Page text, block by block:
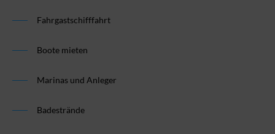
Fahrgastschifffahrt
Boote mieten
Marinas und Anleger
Badestrände